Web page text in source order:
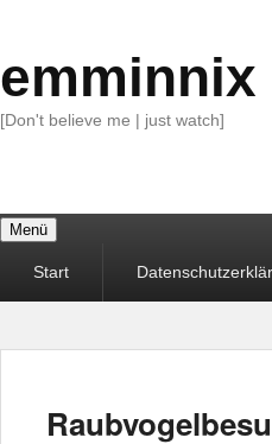
emminnix
[Don't believe me | just watch]
Menü
MenüStart